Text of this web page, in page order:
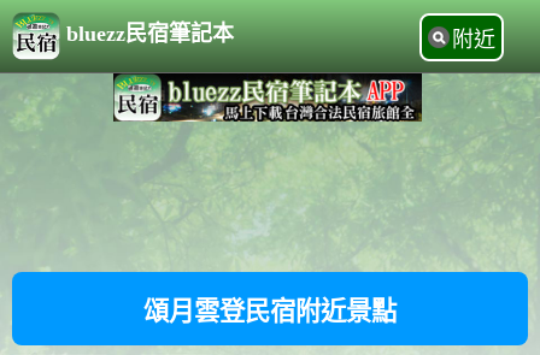
bluezz民宿筆記本 附近
頌月雲登民宿附近景點